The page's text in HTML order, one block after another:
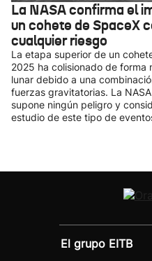
La NASA confirma el
un cohete de SpaceX
cualquier riesgo
La etapa superior de un
2025 ha colisionado de
lunar debido a una
fuerzas gravitatorias. La
supone ningún peligro y
estudio de este tipo de
El grupo EITB